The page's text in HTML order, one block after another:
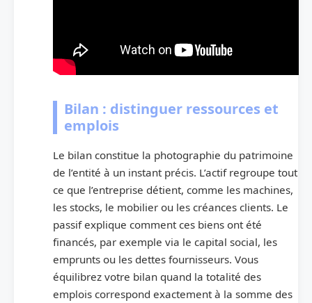
Bilan : distinguer ressources et
emplois
Le bilan constitue la photographie du patrimoine
de l’entité à un instant précis. L’actif regroupe tout
ce que l’entreprise détient, comme les machines,
les stocks, le mobilier ou les créances clients. Le
passif explique comment ces biens ont été
financés, par exemple via le capital social, les
emprunts ou les dettes fournisseurs. Vous
équilibrez votre bilan quand la totalité des
emplois correspond exactement à la somme des